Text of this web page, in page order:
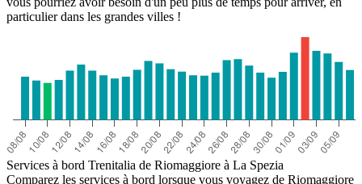
particulier dans les grandes villes !
Services à bord Trenitalia de Riomaggiore à La Spezia
Comparez les services à bord lorsque vous voyagez de Riomaggiore